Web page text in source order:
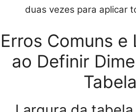
duas vezes para aplicar
Erros Comuns e
ao Definir
Tabela